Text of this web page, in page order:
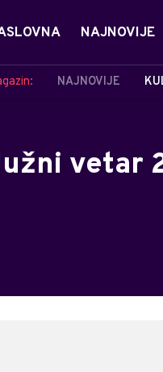
NAJNOVIJE
NAJNOVIJE
vetar